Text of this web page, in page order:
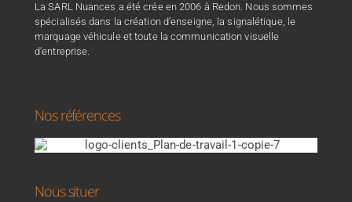
La SARL Nuances a été crée en 2006 à Redon. Nous sommes
spécialisés dans la création d’enseigne, la signalétique, le
marquage véhicule et toute la communication visuelle
d’entreprise.
Nos références
Nous situer